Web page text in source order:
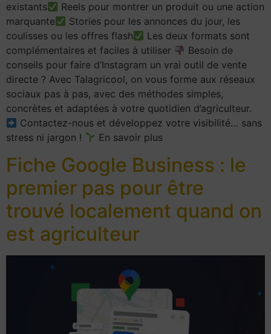
existants
Reels pour montrer un produit ou une action
marquante
Stories pour les annonces du jour, les
coulisses ou les offres flash
Les deux formats sont
complémentaires et faciles à utiliser
Besoin de
conseils pour faire d’Instagram un vrai outil de vente
directe ? Avec Talagricool, on vous forme aux réseaux
sociaux pas à pas, avec des méthodes simples,
concrètes et adaptées à votre quotidien d’agriculteur.
Contactez-nous et développez votre visibilité… sans
stress ni jargon !
En savoir plus
Fiche Google Business : le
premier pas pour être
trouvé localement quand on
est agriculteur